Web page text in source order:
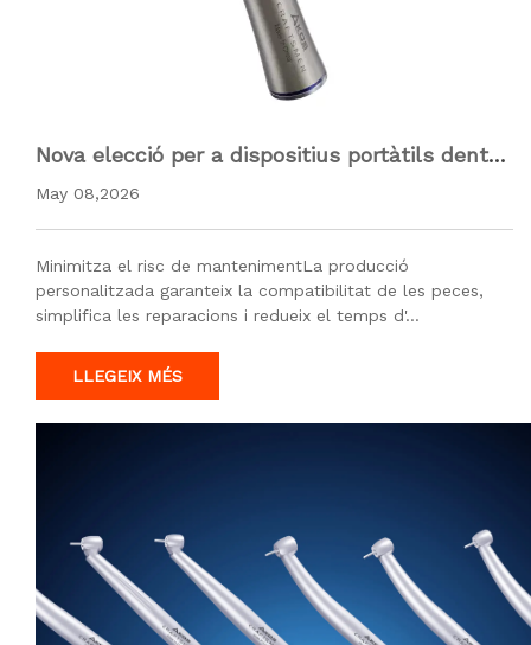
Nova elecció per a dispositius portàtils dental
s: com els serveis ODM compleixen les divers
May 08,2026
Minimitza el risc de mantenimentLa producció
personalitzada garanteix la compatibilitat de les peces,
simplifica les reparacions i redueix el temps d'…
LLEGEIX MÉS